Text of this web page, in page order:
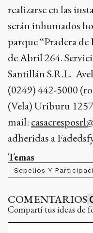
realizarse en las
serán inhumados
parque “Pradera
de Abril 264.
Santillán S.R.L.
(0249) 442-5000
(Vela) Uriburu
mail:
adheridas a
Temas
Sepelios Y
COMENTARIOS
Compartí tus ideas de